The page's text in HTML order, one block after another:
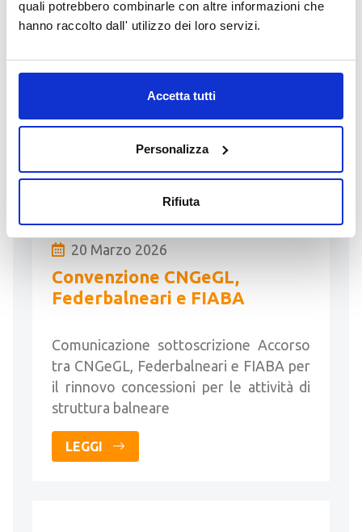
quali potrebbero combinarle con altre informazioni che
hanno raccolto dall' utilizzo dei loro servizi.
Accetta tutti
Personalizza
Rifiuta
cartografia catastale a seguito di
riordino catastale limitatamente alla
20 Marzo 2026
Convenzione CNGeGL,
Federbalneari e FIABA
Comunicazione sottoscrizione Accorso
tra CNGeGL, Federbalneari e FIABA per
il rinnovo concessioni per le attività di
struttura balneare
LEGGI